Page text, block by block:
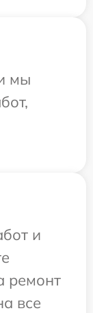
мы
и
ремонт
все